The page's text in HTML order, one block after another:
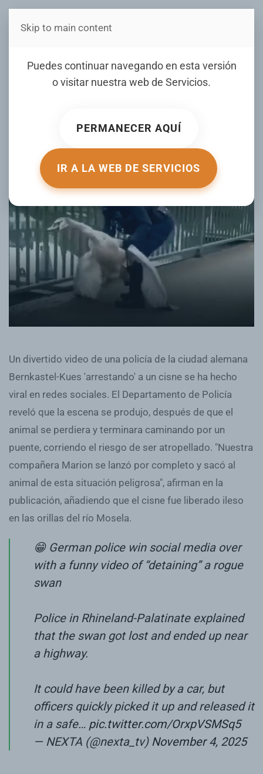
Estás en Telenord Medios
Puedes continuar navegando en esta versión
o visitar nuestra web de Servicios.
PERMANECER AQUÍ
IR A LA WEB DE SERVICIOS
Skip to main content
VIDEO: Policía alemana se
hace viral por 'arrestar' a un
ESCRITO POR ACTUALIDAD.RT.COM EL05 NOVIEMBRE 2025
Un divertido video de una policía de la ciudad alemana
Bernkastel-Kues 'arrestando' a un cisne se ha hecho
viral en redes sociales. El Departamento de Policía
reveló que la escena se produjo, después de que el
animal se perdiera y terminara caminando por un
puente, corriendo el riesgo de ser atropellado. "Nuestra
compañera Marion se lanzó por completo y sacó al
animal de esta situación peligrosa", afirman en la
publicación, añadiendo que el cisne fue liberado ileso
en las orillas del río Mosela.
😁 German police win social media over
with a funny video of “detaining” a rogue
swan
Police in Rhineland-Palatinate explained
that the swan got lost and ended up near
a highway.
It could have been killed by a car, but
officers quickly picked it up and released it
in a safe… pic.twitter.com/OrxpVSMSq5
— NEXTA (@nexta_tv) November 4, 2025